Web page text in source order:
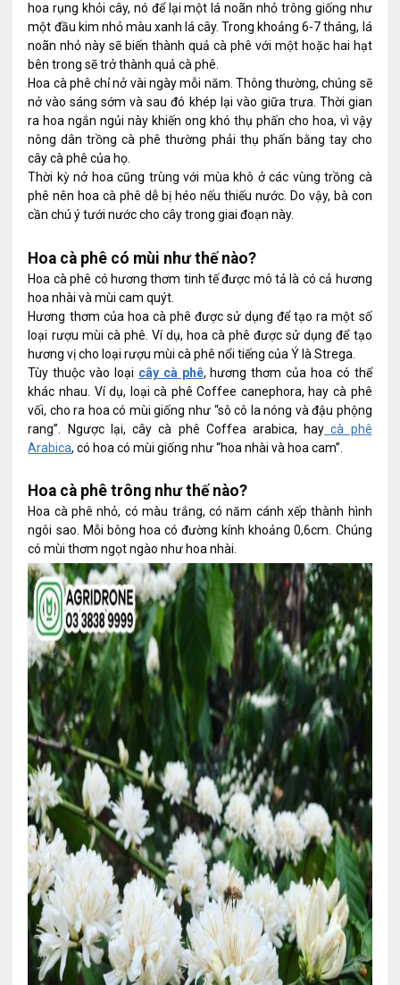
hoa rụng khỏi cây, nó để lại một lá noãn nhỏ trông giống như
một đầu kim nhỏ màu xanh lá cây. Trong khoảng 6-7 tháng, lá
noãn nhỏ này sẽ biến thành quả cà phê với một hoặc hai hạt
bên trong sẽ trở thành quả cà phê.
Hoa cà phê chỉ nở vài ngày mỗi năm. Thông thường, chúng sẽ
nở vào sáng sớm và sau đó khép lại vào giữa trưa. Thời gian
ra hoa ngắn ngủi này khiến ong khó thụ phấn cho hoa, vì vậy
nông dân trồng cà phê thường phải thụ phấn bằng tay cho
cây cà phê của họ.
Thời kỳ nở hoa cũng trùng với mùa khô ở các vùng trồng cà
phê nên hoa cà phê dễ bị héo nếu thiếu nước. Do vậy, bà con
cần chú ý tưới nước cho cây trong giai đoạn này.
Hoa cà phê có mùi như thế nào?
Hoa cà phê có hương thơm tinh tế được mô tả là có cả hương
hoa nhài và mùi cam quýt.
Hương thơm của hoa cà phê được sử dụng để tạo ra một số
loại rượu mùi cà phê. Ví dụ, hoa cà phê được sử dụng để tạo
hương vị cho loại rượu mùi cà phê nổi tiếng của Ý là Strega.
Tùy thuộc vào loại cây cà phê, hương thơm của hoa có thể
khác nhau. Ví dụ, loại cà phê Coffee canephora, hay cà phê
vối, cho ra hoa có mùi giống như “sô cô la nóng và đậu phộng
rang”. Ngược lại, cây cà phê Coffea arabica, hay cà phê
Arabica, có hoa có mùi giống như “hoa nhài và hoa cam”.
Hoa cà phê trông như thế nào?
Hoa cà phê nhỏ, có màu trắng, có năm cánh xếp thành hình
ngôi sao. Mỗi bông hoa có đường kính khoảng 0,6cm. Chúng
có mùi thơm ngọt ngào như hoa nhài.